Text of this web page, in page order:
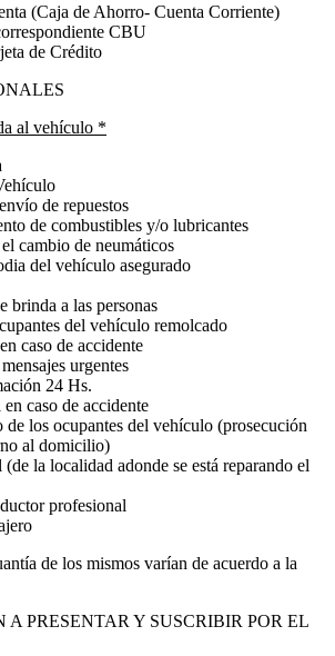
(Caja de Ahorro- Cuenta Corriente)
CBU
de Crédito
al vehículo *
de repuestos
de combustibles y/o lubricantes
cambio de neumáticos
del vehículo asegurado
brinda a las personas
del vehículo remolcado
caso de accidente
urgentes
24 Hs.
caso de accidente
de los ocupantes del vehículo (prosecución
al domicilio)
(de la localidad adonde se está reparando el
profesional
de los mismos varían de acuerdo a la
PRESENTAR Y SUSCRIBIR POR EL